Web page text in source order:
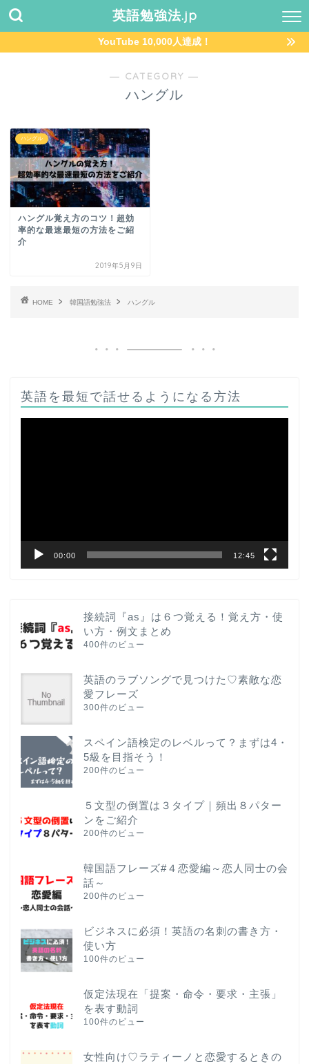
英語勉強法.jp
YouTube 10,000人達成！
― CATEGORY ―
ハングル
ハングル
ハングル覚え方のコツ！超効
率的な最速最短の方法をご紹
介
2019年5月9日
HOME 韓国語勉強法 ハングル
英語を最短で話せるようになる方法
00:00 12:45
接続詞『as』は６つ覚える！覚え方・使
い方・例文まとめ
400件のビュー
英語のラブソングで見つけた♡素敵な恋
愛フレーズ
300件のビュー
スペイン語検定のレベルって？まずは4・
5級を目指そう！
200件のビュー
５文型の倒置は３タイプ｜頻出８パター
ンをご紹介
200件のビュー
韓国語フレーズ#４恋愛編～恋人同士の会
話～
200件のビュー
ビジネスに必須！英語の名刺の書き方・
使い方
100件のビュー
仮定法現在「提案・命令・要求・主張」
を表す動詞
100件のビュー
女性向け♡ラティーノと恋愛するときの